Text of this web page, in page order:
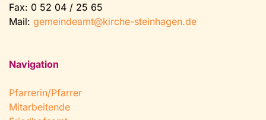
Fax: 0 52 04 / 25 65
Mail: gemeindeamt@kirche-steinhagen.de
Navigation
Pfarrerin/Pfarrer
Mitarbeitende